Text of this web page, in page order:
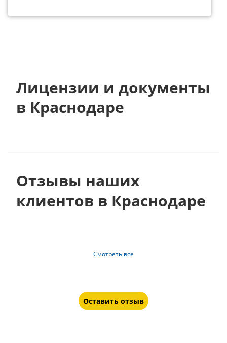
Лицензии и документы
в Краснодаре
Отзывы наших
клиентов в Краснодаре
Смотреть все
Оставить отзыв